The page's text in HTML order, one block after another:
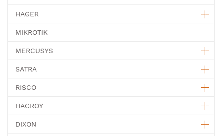
HAGER
MIKROTIK
MERCUSYS
SATRA
RISCO
HAGROY
DIXON